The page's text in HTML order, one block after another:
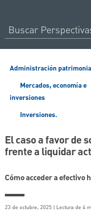
Administración
Mercados, economía e
inversiones
Inversiones.
El caso a favor de
frente a liquidar
Cómo acceder a efectivo
23 de octubre, 2025 | Lectura de 4